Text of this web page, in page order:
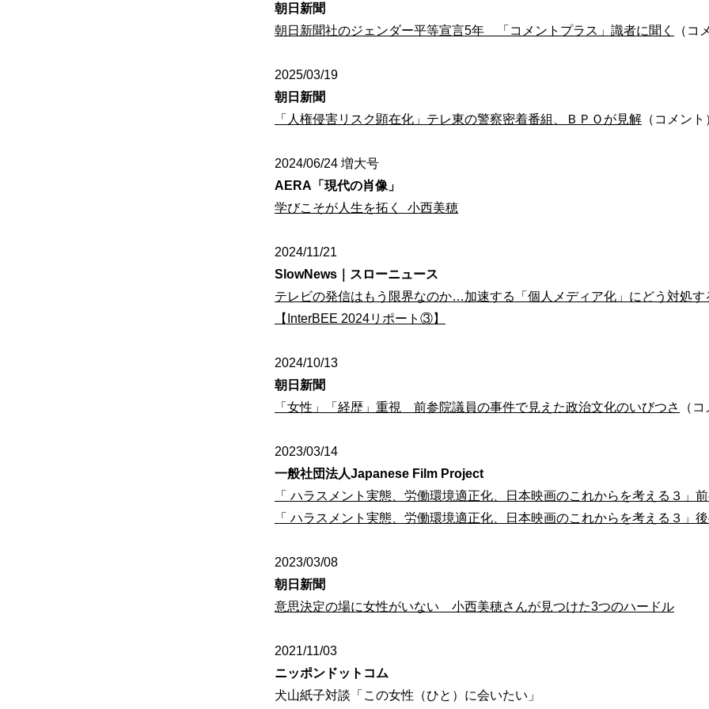
朝日新聞
朝日新聞社のジェンダー平等宣言5年 「コメントプラス」識者に聞く
（コ
2025/03/19
朝日新聞
「人権侵害リスク顕在化」テレ東の警察密着番組、ＢＰＯが見解 （コメント
2024/06/24 増大号
AERA「現代の肖像」
学びこそが人生を拓く 小西美穂
2024/11/21
SlowNews｜スローニュース
テレビの発信はもう限界なのか…加速する「個人メディア化」にどう対処す
【InterBEE 2024リポート③】
2024/10/13
朝日新聞
「女性」「経歴」重視 前参院議員の事件で見えた政治文化のいびつさ
（
2023/03/14
一般社団法人Japanese Film Project
「 ハラスメント実態、労働環境適正化、日本映画のこれからを考える３」
「 ハラスメント実態、労働環境適正化、日本映画のこれからを考える３」
2023/03/08
朝日新聞
意思決定の場に女性がいない 小西美穂さんが見つけた3つのハードル
2021/11/03
ニッポンドットコム
犬山紙子対談「この女性（ひと）に会いたい」